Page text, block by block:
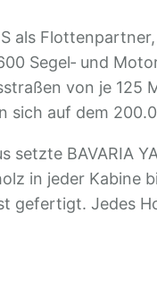
als
Segel‐ und
von je 125
sich auf dem
setzte BAVARIA
in jeder
gefertigt. Jedes